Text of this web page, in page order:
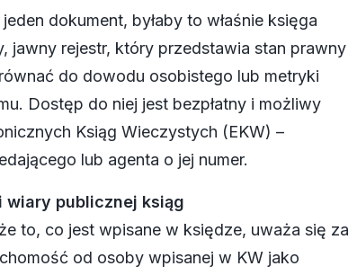
dokument, byłaby to właśnie księga
jawny rejestr, który przedstawia stan prawny
do dowodu osobistego lub metryki
Dostęp do niej jest bezpłatny i możliwy
Ksiąg Wieczystych (EKW) –
lub agenta o jej numer.
wiary publicznej ksiąg
to, co jest wpisane w księdze, uważa się za
od osoby wpisanej w KW jako